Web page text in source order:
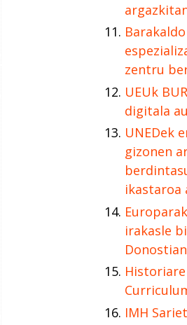
zentru
UEUk
digitala
UNEDek
gizonen
ikastaroa
irakasle
Donostian
IMH